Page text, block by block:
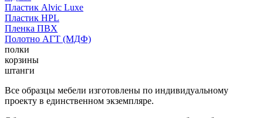
Пластик Alvic Luxe
Пластик HPL
Пленка ПВХ
Полотно АГТ (МДФ)
полки
корзины
штанги
Все образцы мебели изготовлены по индивидуальному
проекту в единственном экземпляре.